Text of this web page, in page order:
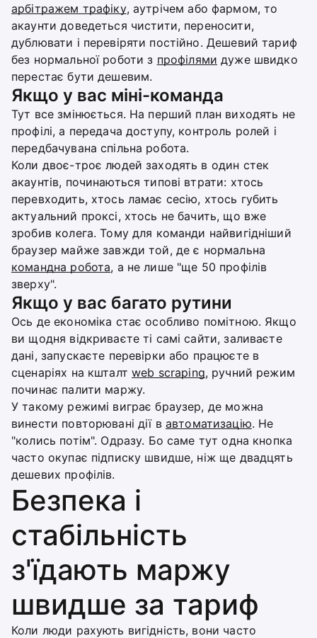
арбітражем трафіку, аутрічем або фармом, то
акаунти доведеться чистити, переносити,
дублювати і перевіряти постійно. Дешевий тариф
без нормальної роботи з профілями дуже швидко
перестає бути дешевим.
Якщо у вас міні-команда
Тут все змінюється. На перший план виходять не
профілі, а передача доступу, контроль ролей і
передбачувана спільна робота.
Коли двоє-троє людей заходять в один стек
акаунтів, починаються типові втрати: хтось
перевходить, хтось ламає сесію, хтось губить
актуальний проксі, хтось не бачить, що вже
зробив колега. Тому для команди найвигідніший
браузер майже завжди той, де є нормальна
командна робота, а не лише "ще 50 профілів
зверху".
Якщо у вас багато рутини
Ось де економіка стає особливо помітною. Якщо
ви щодня відкриваєте ті самі сайти, заливаєте
дані, запускаєте перевірки або працюєте в
сценаріях на кшталт web scraping, ручний режим
починає палити маржу.
У такому режимі виграє браузер, де можна
винести повторювані дії в автоматизацію. Не
"колись потім". Одразу. Бо саме тут одна кнопка
часто окупає підписку швидше, ніж ще двадцять
дешевих профілів.
Безпека і
стабільність
з'їдають маржу
швидше за тариф
Коли люди рахують вигідність, вони часто